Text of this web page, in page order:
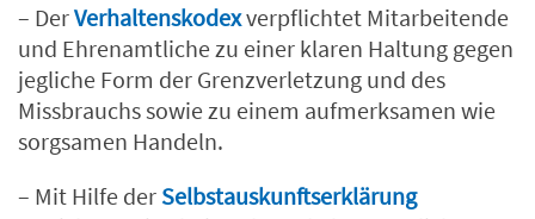
– DerVerhaltenskodexverpflichtet Mitarbeitende
und Ehrenamtliche zu einer klaren Haltung gegen
jegliche Form der Grenzverletzung und des
Missbrauchs sowie zu einem aufmerksamen wie
sorgsamen Handeln.
– Mit Hilfe der Selbstauskunftserklärung